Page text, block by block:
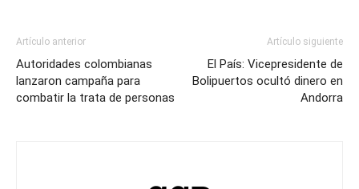
Artículo anterior
Autoridades colombianas
lanzaron campaña para
combatir la trata de personas
Artículo siguiente
El País: Vicepresidente de
Bolipuertos ocultó dinero en
Andorra